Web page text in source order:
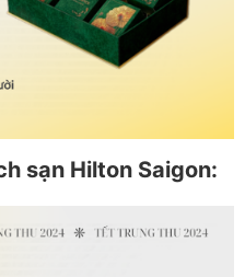
sạn Hilton Saigon: